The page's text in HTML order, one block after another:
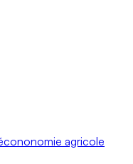
agricole